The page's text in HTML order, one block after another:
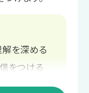
々のペー
を立てま
を深める
をつける
ける